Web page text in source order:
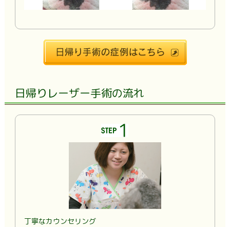
日帰りレーザー手術の流れ
丁寧なカウンセリング